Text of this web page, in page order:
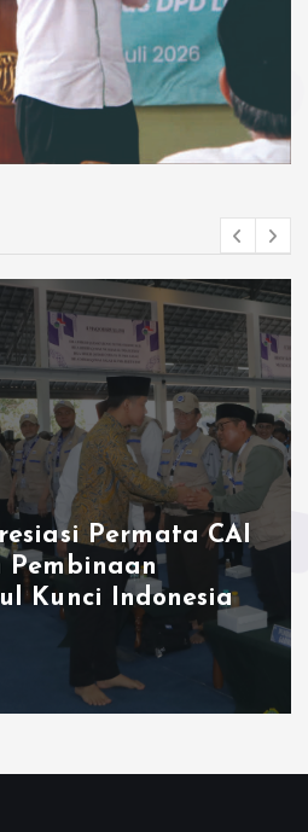
Permata CAI
Pembinaan
Kunci Indonesia